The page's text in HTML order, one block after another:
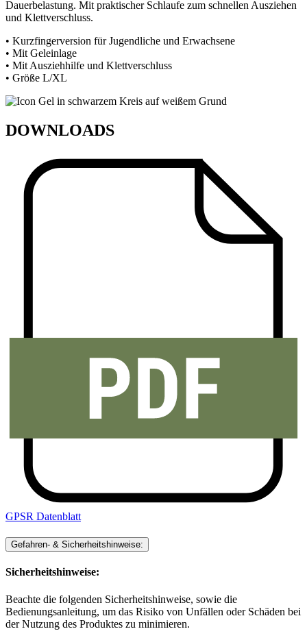
Dauerbelastung. Mit praktischer Schlaufe zum schnellen Ausziehen
und Klettverschluss.
• Kurzfingerversion für Jugendliche und Erwachsene
• Mit Geleinlage
• Mit Ausziehhilfe und Klettverschluss
• Größe L/XL
DOWNLOADS
GPSR Datenblatt
Gefahren- & Sicherheitshinweise:
Sicherheitshinweise:
Beachte die folgenden Sicherheitshinweise, sowie die
Bedienungsanleitung, um das Risiko von Unfällen oder Schäden bei
der Nutzung des Produktes zu minimieren.